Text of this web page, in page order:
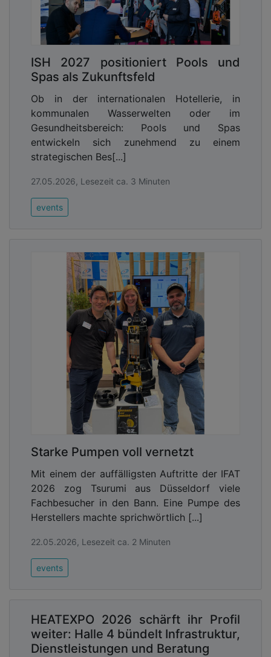
ISH 2027 positioniert Pools und
Spas als Zukunftsfeld
Ob in der internationalen Hotellerie, in
kommunalen Wasserwelten oder im
Gesundheitsbereich: Pools und Spas
entwickeln sich zunehmend zu einem
strategischen Bes[...]
27.05.2026, Lesezeit ca. 3 Minuten
events
Starke Pumpen voll vernetzt
Mit einem der auffälligsten Auftritte der IFAT
2026 zog Tsurumi aus Düsseldorf viele
Fachbesucher in den Bann. Eine Pumpe des
Herstellers machte sprichwörtlich [...]
22.05.2026, Lesezeit ca. 2 Minuten
events
HEATEXPO 2026 schärft ihr Profil
weiter: Halle 4 bündelt Infrastruktur,
Dienstleistungen und Beratung